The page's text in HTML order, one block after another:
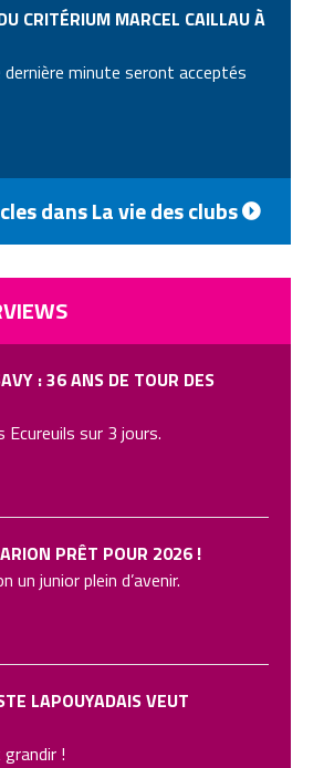
CRITÉRIUM MARCEL CAILLAU À
dernière minute seront acceptés
dans La vie des clubs
: 36 ANS DE TOUR DES
Ecureuils sur 3 jours.
PRÊT POUR 2026 !
un junior plein d’avenir.
LAPOUYADAIS VEUT
!